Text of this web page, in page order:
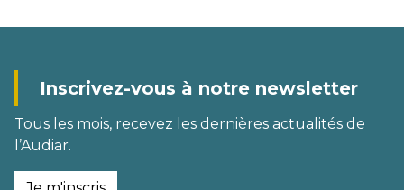
Inscrivez-vous à notre newsletter
Tous les mois, recevez les dernières actualités de
l’Audiar.